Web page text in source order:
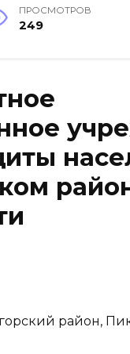
ПРОСМОТРОВ
249
район,